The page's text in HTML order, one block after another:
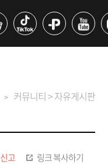
커뮤니티 > 자유게시판
신고
링크 복사하기